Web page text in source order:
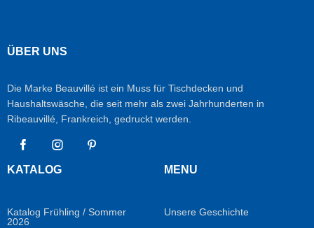
ÜBER UNS
Die Marke Beauvillé ist ein Muss für Tischdecken und
Haushaltswäsche, die seit mehr als zwei Jahrhunderten in
Ribeauvillé, Frankreich, gedruckt werden.
FacebookInstagram
KATALOG
Katalog Frühling / Sommer
2026
MENU
Unsere Geschichte